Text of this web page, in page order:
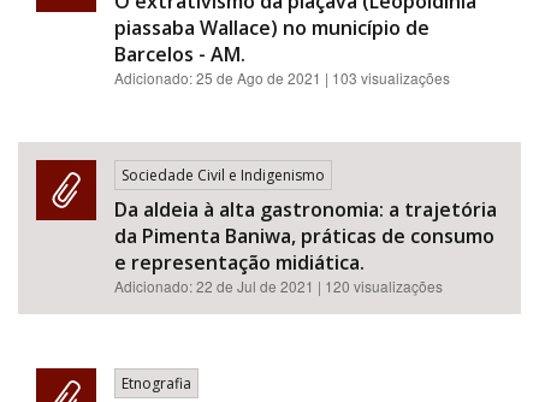
piassaba Wallace) no município de
Barcelos - AM.
Adicionado:25 de Ago de 2021 | 103 visualizações
Sociedade Civil e Indigenismo
Da aldeia à alta gastronomia: a trajetória
da Pimenta Baniwa, práticas de consumo
e representação midiática.
Adicionado:22 de Jul de 2021 | 120 visualizações
Etnografia